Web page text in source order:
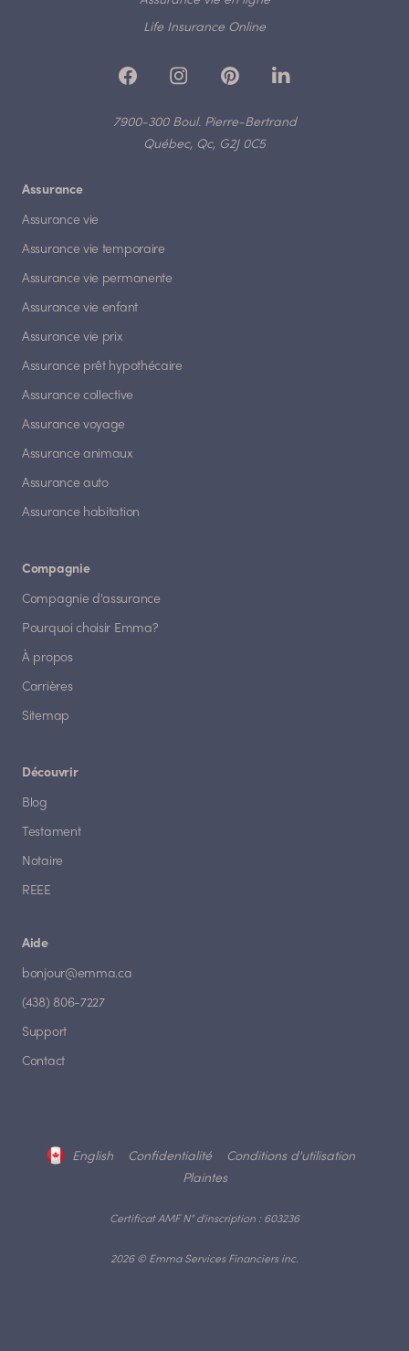
Life Insurance Online
7900-300 Boul. Pierre-Bertrand
Québec, Qc, G2J 0C5
Assurance
Assurance vie
Assurance vie temporaire
Assurance vie permanente
Assurance vie enfant
Assurance vie prix
Assurance prêt hypothécaire
Assurance collective
Assurance voyage
Assurance animaux
Assurance auto
Assurance habitation
Compagnie
Compagnie d'assurance
Pourquoi choisir Emma?
À propos
Carrières
Sitemap
Découvrir
Blog
Testament
Notaire
REEE
Aide
bonjour@emma.ca
(438) 806-7227
Support
Contact
2026 © Emma Services Financiers inc.
Certificat AMF N° d'inscription : 603236
English Confidentialité
Conditions d'utilisation
Plaintes